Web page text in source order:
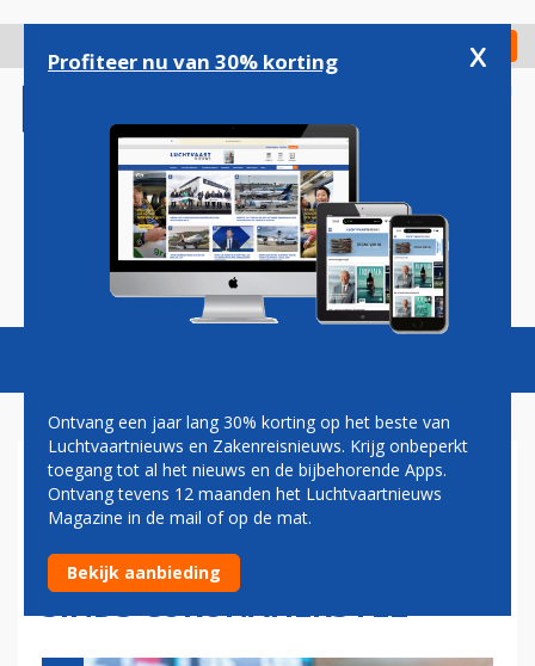
gaan
Check in
Magazine Podcasts Vacatures
AANTAL PASSAGIERS
EUROPESE LUCHTHAVENS
VOOR HET EERST GEDAALD
SINDS CORONAHERSTEL
Profiteer nu van 30% korting x
Ontvang een jaar lang 30% korting op het beste van
Luchtvaartnieuws en Zakenreisnieuws. Krijg onbeperkt
toegang tot al het nieuws en de bijbehorende Apps.
Ontvang tevens 12 maanden het Luchtvaartnieuws
Magazine in de mail of op de mat.
Bekijk aanbieding